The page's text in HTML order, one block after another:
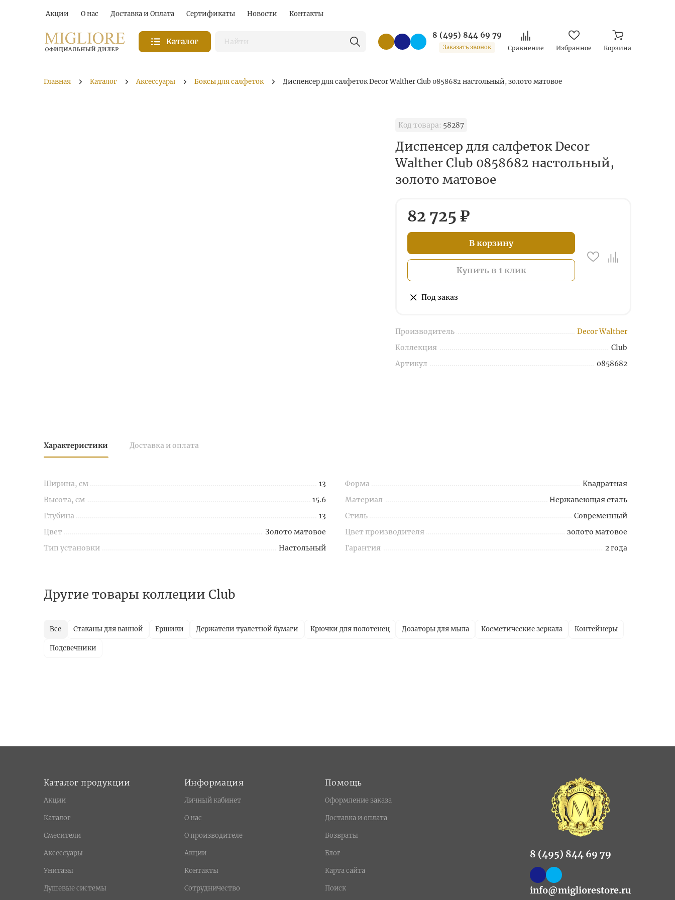
Акции О нас Доставка и Оплата Сертификаты Новости Контакты
Каталог
8 (495) 844 69 79
Заказать звонок Сравнение Избранное Корзина
Главная Каталог Аксессуары Боксы для салфеток Диспенсер для салфеток Decor Walther Club 0858682 настольный, золото матовое
Код товара: 58287
Диспенсер для салфеток Decor
Walther Club 0858682 настольный,
золото матовое
82 725 ₽
В корзину
Купить в 1 клик
Под заказ
Производитель
Decor Walther
Коллекция
Club
Артикул
0858682
Характеристики Доставка и оплата
Ширина, см
13
Высота, см
15.6
Глубина
13
Цвет
Золото матовое
Тип установки
Настольный
Форма
Квадратная
Материал
Нержавеющая сталь
Стиль
Современный
Цвет производителя
золото матовое
Гарантия
2 года
Другие товары коллеции Club
Все Стаканы для ванной Ершики Держатели туалетной бумаги Крючки для полотенец Дозаторы для мыла Косметические зеркала Контейнеры
Подсвечники
Каталог продукции
Акции
Каталог
Смесители
Аксессуары
Унитазы
Душевые системы
Информация
Личный кабинет
О нас
О производителе
Акции
Контакты
Сотрудничество
Помощь
Оформление заказа
Доставка и оплата
Возвраты
Блог
Карта сайта
Поиск
8 (495) 844 69 79
info@migliorestore.ru